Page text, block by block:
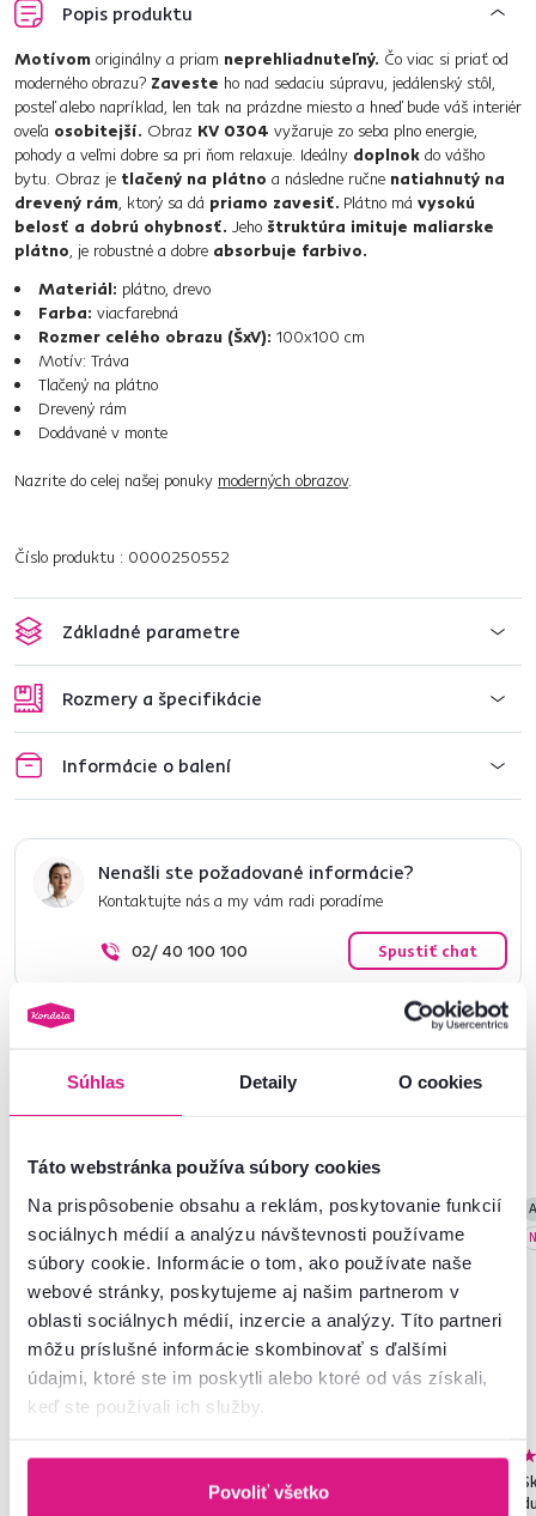
Súhlas Detaily O cookies
Táto webstránka používa súbory cookies
Na prispôsobenie obsahu a reklám, poskytovanie funkcií
sociálnych médií a analýzu návštevnosti používame
súbory cookie. Informácie o tom, ako používate naše
webové stránky, poskytujeme aj našim partnerom v
oblasti sociálnych médií, inzercie a analýzy. Títo partneri
môžu príslušné informácie skombinovať s ďalšími
údajmi, ktoré ste im poskytli alebo ktoré od vás získali,
keď ste používali ich služby.
Povoliť všetko
Popis produktu
Motívom originálny a priam neprehliadnuteľný. Čo viac si priať od
moderného obrazu? Zaveste ho nad sedaciu súpravu, jedálenský stôl,
posteľ alebo napríklad, len tak na prázdne miesto a hneď bude váš interiér
oveľa osobitejší. Obraz KV 0304 vyžaruje zo seba plno energie,
pohody a veľmi dobre sa pri ňom relaxuje. Ideálny doplnok do vášho
bytu. Obraz je tlačený na plátno a následne ručne natiahnutý na
drevený rám, ktorý sa dá priamo zavesiť. Plátno má vysokú
belosť a dobrú ohybnosť. Jeho štruktúra imituje maliarske
plátno, je robustné a dobre absorbuje farbivo.
Materiál: plátno, drevo
Farba: viacfarebná
Rozmer celého obrazu (ŠxV): 100x100 cm
Motív: Tráva
Tlačený na plátno
Drevený rám
Dodávané v monte
Nazrite do celej našej ponuky moderných obrazov.
Číslo produktu : 0000250552
Základné parametre
Rozmery a špecifikácie
Informácie o balení
Nenašli ste požadované informácie?
Kontaktujte nás a my vám radi poradíme
02/ 40 100 100 Spustiť chat
Podobné produkty
Slovenský výrobok
4,7 162
Slovenský výrobok
4,8 273
Skriňa, policová, dvojdverová,
dub artisan, SERVO TYP 1